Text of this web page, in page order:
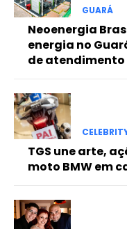
Nullam eu erat
Donec quis est ac
Orci varius natoque
Pro
Full member
Etiam est nibh,
Ut mollis
Nullam eu erat
GUARÁ
Neoenergia
energia no
de atendimento
TGS une arte,
moto BMW em